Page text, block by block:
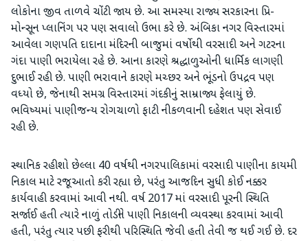
લોકોના જીવ તાળવે ચોંટી જાય છે. આ સમસ્યા રાજ્ય સરકારના પ્રિ-
મોન્સૂન પ્લાનિંગ પર પણ સવાલો ઉભા કરે છે. અંબિકા નગર વિસ્તારમાં
આવેલા ગણપતિ દાદાના મંદિરની બાજુમાં વર્ષોથી વરસાદી અને ગટરના
ગંદા પાણી ભરાયેલા રહે છે. આના કારણે શ્રદ્ધાળુઓની ધાર્મિક લાગણી
દુભાઈ રહી છે. પાણી ભરાવાને કારણે મચ્છર અને ભૂંડનો ઉપદ્રવ પણ
વધ્યો છે, જેનાથી સમગ્ર વિસ્તારમાં ગંદકીનું સામ્રાજ્ય ફેલાયું છે.
ભવિષ્યમાં પાણીજન્ય રોગચાળો ફાટી નીકળવાની દહેશત પણ સેવાઈ
રહી છે.
સ્થાનિક રહીશો છેલ્લા 40 વર્ષથી નગરપાલિકામાં વરસાદી પાણીના કાયમી
નિકાલ માટે રજૂઆતો કરી રહ્યા છે, પરંતુ આજદિન સુધી કોઈ નક્કર
કાર્યવાહી કરવામાં આવી નથી. વર્ષ 2017 માં વરસાદી પૂરની સ્થિતિ
સર્જાઈ હતી ત્યારે નાળું તોડીને પાણી નિકાલની વ્યવસ્થા કરવામાં આવી
હતી, પરંતુ ત્યાર પછી ફરીથી પરિસ્થિતિ જેવી હતી તેવી જ થઈ ગઈ છે. દર